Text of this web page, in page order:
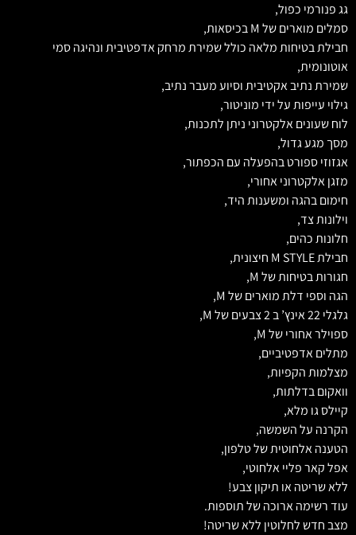
גג פנורמי כפול,
סמלים מוארים של M בכיסאות,
חבילת בטיחות מלאה כולל שמירת מרחק אדפטיבית ונהיגה סמי
אוטונומית,
שמירת נתיב אקטיבית וסיוע מעבר נתיב,
גילוי עייפות על ידי מוניטור,
לוח שעונים אלקטרוני ניתן לתכנות,
מסך מגע גדול,
אגזוזי ספורט בהפעלה עם הכפתור,
מזגן אלקטרוני אחורי,
חימום בהגה ומשענות היד,
וילונות צד,
חלונות כהים,
חבילת M STYLE חיצונית,
חגורות בטיחות של M,
הגה וספי דלת מוארים של M,
גלגלי 22 אינץ’ ב 2 צבעים של M,
ספוילר אחורי של M,
מתלים אדפטיביים,
מצלמות הקפיות,
וואקום בדלתות,
קיילס גו מלא,
הקרנה על השמשה,
הטענה אלחוטית של טלפון,
אפל קאר פליי אלחוטי,
ללא שריטה או תיקון צבע!
עוד רשימה ארוכה של תוספות.
מצב חדש לחלוטין ללא שריטה!